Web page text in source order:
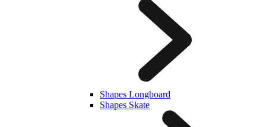
Shapes Longboard
Shapes Skate